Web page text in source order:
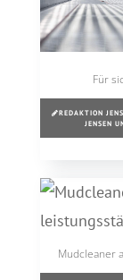
Für
REDAKTION
JENSEN
Mudcleaner